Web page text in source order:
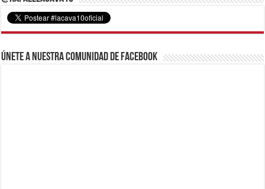
Únete a nuestra comunidad de Facebook